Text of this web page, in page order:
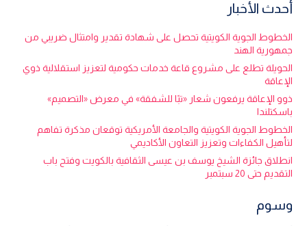
أحدث الأخبار
الخطوط الجوية الكويتية تحصل على شهادة تقدير وامتثال ضريبي من
جمهورية الهند
الحويلة تطلع على مشروع قاعة خدمات حكومية لتعزيز استقلالية ذوي
الإعاقة
ذوو الإعاقة يرفعون شعار «تبًا للشفقة» في معرض «التصميم»
باسكتلندا
الخطوط الجوية الكويتية والجامعة الأمريكية توقعان مذكرة تفاهم
لتأهيل الكفاءات وتعزيز التعاون الأكاديمي
انطلاق جائزة الشيخ يوسف بن عيسى الثقافية بالكويت وفتح باب
التقديم حتى 20 سبتمبر
وسوم